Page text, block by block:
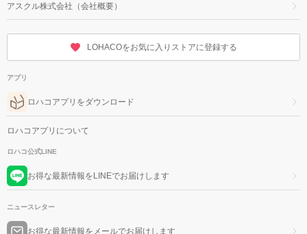
アスクル株式会社（会社概要）
LOHACOをお気に入りストアに登録する
アプリ
ロハコアプリをダウンロード
ロハコアプリについて
ロハコ公式LINE
お得な最新情報をLINEでお届けします
ニュースレター
お得な最新情報をメールでお届けします